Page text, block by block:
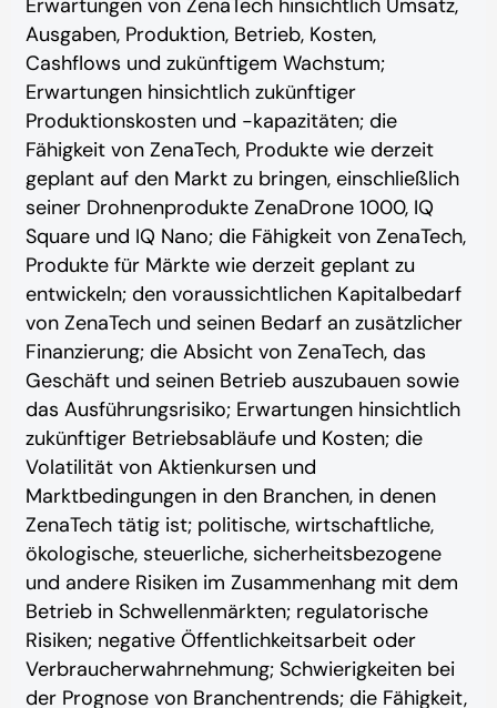
Erwartungen von ZenaTech hinsichtlich Umsatz,
Ausgaben, Produktion, Betrieb, Kosten,
Cashflows und zukünftigem Wachstum;
Erwartungen hinsichtlich zukünftiger
Produktionskosten und -kapazitäten; die
Fähigkeit von ZenaTech, Produkte wie derzeit
geplant auf den Markt zu bringen, einschließlich
seiner Drohnenprodukte ZenaDrone 1000, IQ
Square und IQ Nano; die Fähigkeit von ZenaTech,
Produkte für Märkte wie derzeit geplant zu
entwickeln; den voraussichtlichen Kapitalbedarf
von ZenaTech und seinen Bedarf an zusätzlicher
Finanzierung; die Absicht von ZenaTech, das
Geschäft und seinen Betrieb auszubauen sowie
das Ausführungsrisiko; Erwartungen hinsichtlich
zukünftiger Betriebsabläufe und Kosten; die
Volatilität von Aktienkursen und
Marktbedingungen in den Branchen, in denen
ZenaTech tätig ist; politische, wirtschaftliche,
ökologische, steuerliche, sicherheitsbezogene
und andere Risiken im Zusammenhang mit dem
Betrieb in Schwellenmärkten; regulatorische
Risiken; negative Öffentlichkeitsarbeit oder
Verbraucherwahrnehmung; Schwierigkeiten bei
der Prognose von Branchentrends; die Fähigkeit,